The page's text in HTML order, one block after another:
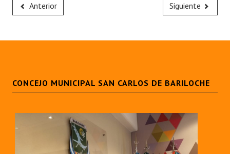
Anterior Siguiente
CONCEJO MUNICIPAL SAN CARLOS DE BARILOCHE